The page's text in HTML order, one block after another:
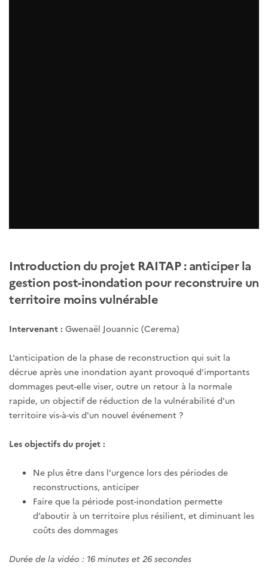
Introduction du projet RAITAP : anticiper la
gestion post-inondation pour reconstruire un
territoire moins vulnérable
Intervenant : Gwenaël Jouannic (Cerema)
L’anticipation de la phase de reconstruction qui suit la
décrue après une inondation ayant provoqué d’importants
dommages peut-elle viser, outre un retour à la normale
rapide, un objectif de réduction de la vulnérabilité d'un
territoire vis-à-vis d'un nouvel événement ?
Les objectifs du projet :
Ne plus être dans l’urgence lors des périodes de
reconstructions, anticiper
Faire que la période post-inondation permette
d’aboutir à un territoire plus résilient, et diminuant les
coûts des dommages
Durée de la vidéo : 16 minutes et 26 secondes